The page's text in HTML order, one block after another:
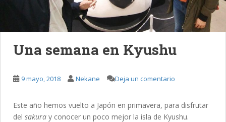
Una semana en Kyushu
9 mayo, 2018 Nekane Deja un comentario
Este año hemos vuelto a Japón en primavera, para disfrutar
del sakura y conocer un poco mejor la isla de Kyushu.